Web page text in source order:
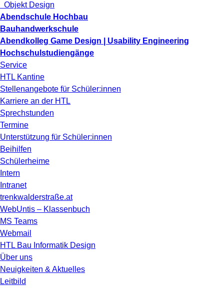
Objekt Design
Abendschule Hochbau
Bauhandwerkschule
Abendkolleg Game Design | Usability Engineering
Hochschulstudiengänge
Service
HTL Kantine
Stellenangebote für Schüler:innen
Karriere an der HTL
Sprechstunden
Termine
Unterstützung für Schüler:innen
Beihilfen
Schülerheime
Intern
Intranet
trenkwalderstraße.at
WebUntis – Klassenbuch
MS Teams
Webmail
HTL Bau Informatik Design
Über uns
Neuigkeiten & Aktuelles
Leitbild